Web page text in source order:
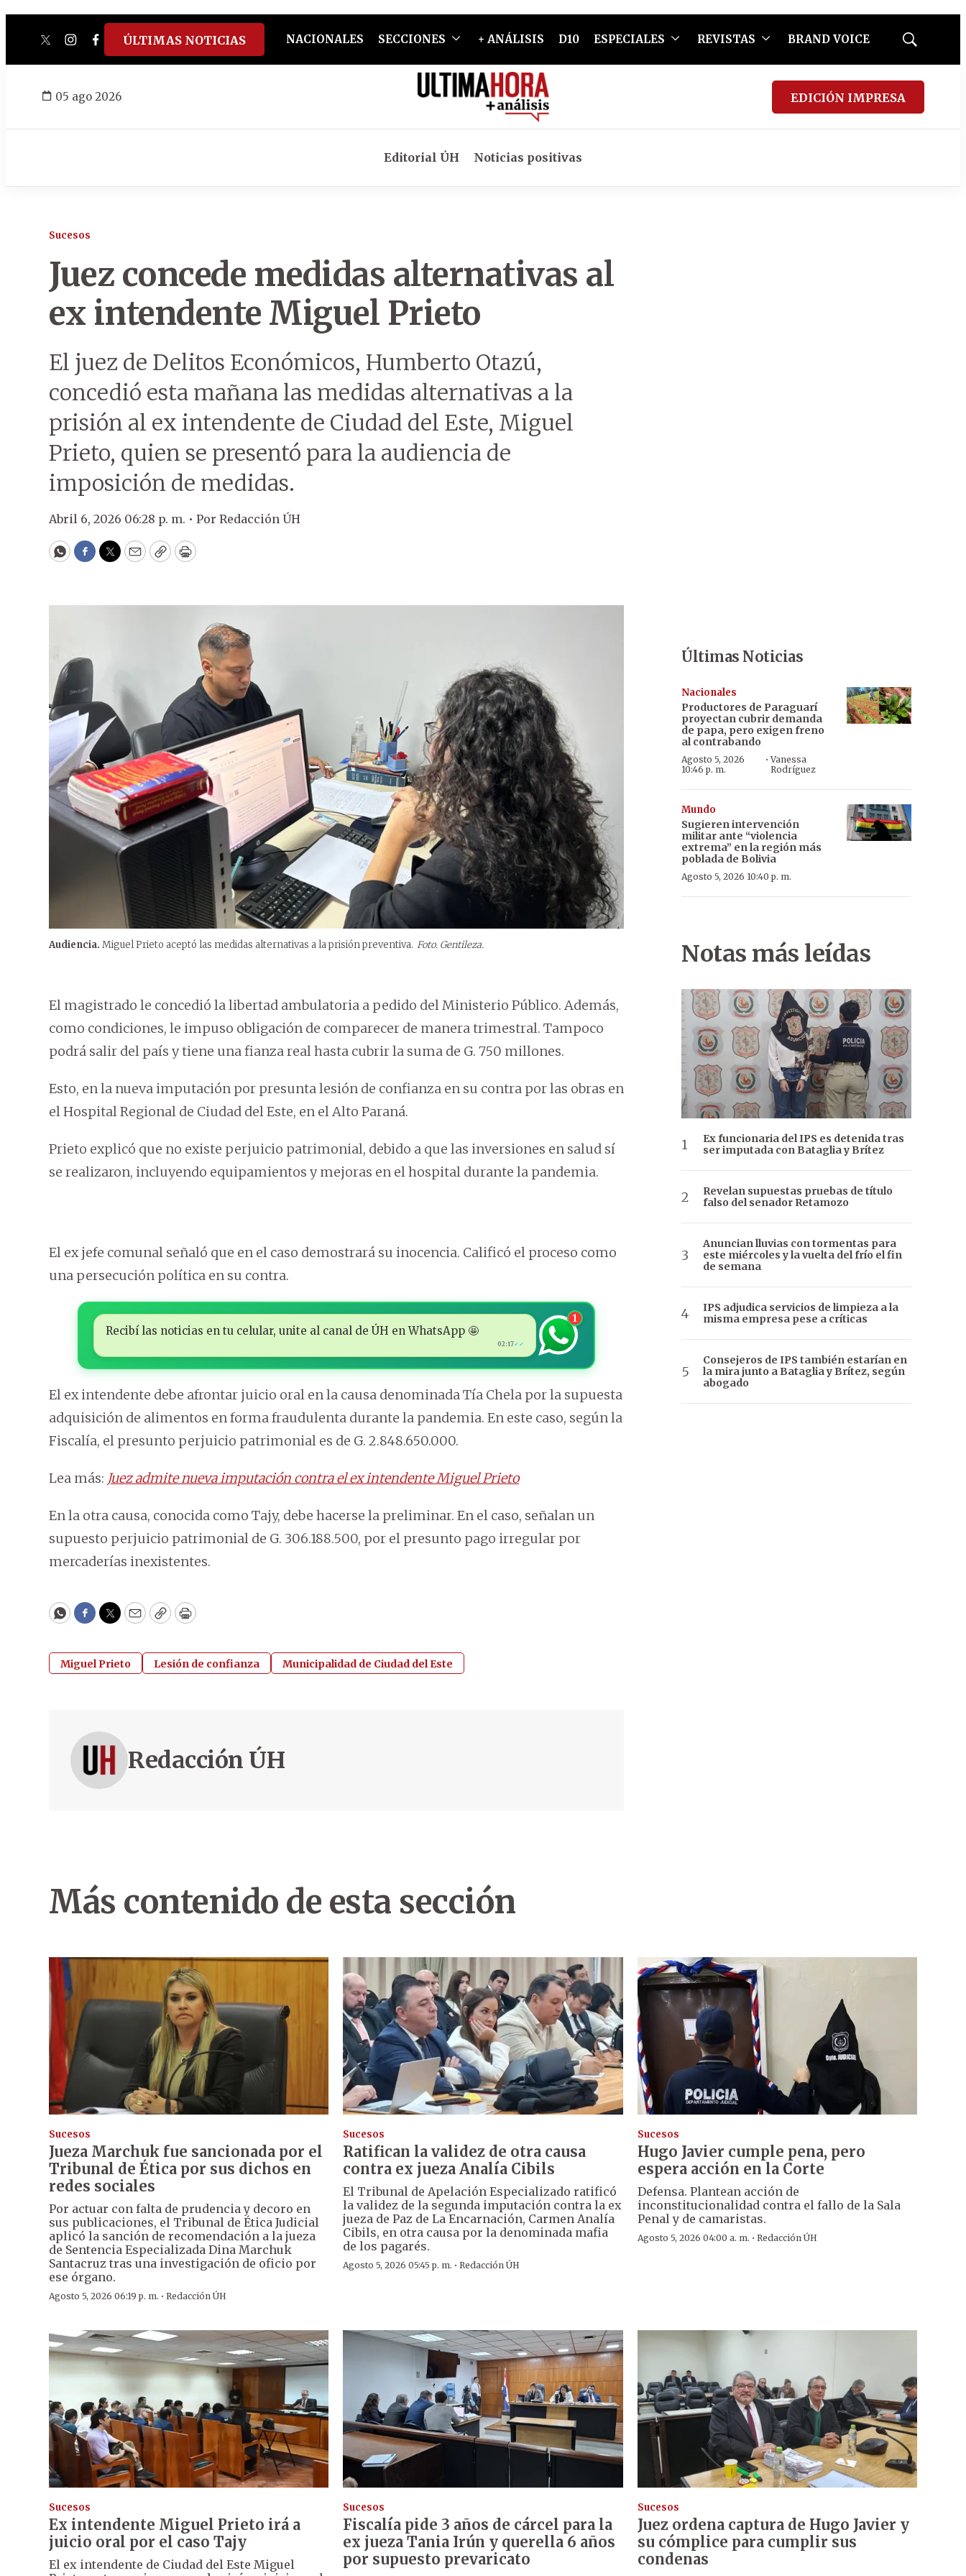
twitterinstagram
facebook
tiktokyoutube
spotify
ÚLTIMAS NOTICIAS NACIONALES SECCIONES + ANÁLISIS D10 ESPECIALES REVISTAS BRAND VOICE
Mostrar
05 ago 2026 EDICIÓN IMPRESA
Editorial ÚH Noticias positivas
Sucesos
Juez concede medidas alternativas al
ex intendente Miguel Prieto
El juez de Delitos Económicos, Humberto Otazú,
concedió esta mañana las medidas alternativas a la
prisión al ex intendente de Ciudad del Este, Miguel
Prieto, quien se presentó para la audiencia de
imposición de medidas.
Abril 6, 2026 06:28 p. m. • Por Redacción ÚH
WhatsApp
Facebook
Twitter
EmailCopyPrint
Audiencia. Miguel Prieto aceptó las medidas alternativas a la prisión preventiva. Foto. Gentileza.
El magistrado le concedió la libertad ambulatoria a pedido del Ministerio Público. Además,
como condiciones, le impuso obligación de comparecer de manera trimestral. Tampoco
podrá salir del país y tiene una fianza real hasta cubrir la suma de G. 750 millones.
Esto, en la nueva imputación por presunta lesión de confianza en su contra por las obras en
el Hospital Regional de Ciudad del Este, en el Alto Paraná.
Prieto explicó que no existe perjuicio patrimonial, debido a que las inversiones en salud sí
se realizaron, incluyendo equipamientos y mejoras en el hospital durante la pandemia.
El ex jefe comunal señaló que en el caso demostrará su inocencia. Calificó el proceso como
una persecución política en su contra.
Recibí las noticias en tu celular, unite al canal de ÚH en WhatsApp 🤩
02:17✓✓
1
El ex intendente debe afrontar juicio oral en la causa denominada Tía Chela por la supuesta
adquisición de alimentos en forma fraudulenta durante la pandemia. En este caso, según la
Fiscalía, el presunto perjuicio patrimonial es de G. 2.848.650.000.
Lea más: Juez admite nueva imputación contra el ex intendente Miguel Prieto
En la otra causa, conocida como Tajy, debe hacerse la preliminar. En el caso, señalan un
supuesto perjuicio patrimonial de G. 306.188.500, por el presunto pago irregular por
mercaderías inexistentes.
WhatsApp
Facebook
Twitter
EmailCopyPrint
Miguel Prieto Lesión de confianza Municipalidad de Ciudad del Este
Redacción ÚH
Últimas Noticias
Nacionales
Productores de Paraguarí
proyectan cubrir demanda
de papa, pero exigen freno
al contrabando
Agosto 5, 2026
10:46 p. m.
·Vanessa
Rodríguez
Mundo
Sugieren intervención
militar ante “violencia
extrema” en la región más
poblada de Bolivia
Agosto 5, 2026 10:40 p. m.
Notas más leídas
Ex funcionaria del IPS es detenida tras
ser imputada con Bataglia y Brítez
Revelan supuestas pruebas de título
falso del senador Retamozo
Anuncian lluvias con tormentas para
este miércoles y la vuelta del frío el fin
de semana
IPS adjudica servicios de limpieza a la
misma empresa pese a críticas
Consejeros de IPS también estarían en
la mira junto a Bataglia y Brítez, según
abogado
Más contenido de esta sección
Sucesos
Jueza Marchuk fue sancionada por el
Tribunal de Ética por sus dichos en
redes sociales
Por actuar con falta de prudencia y decoro en
sus publicaciones, el Tribunal de Ética Judicial
aplicó la sanción de recomendación a la jueza
de Sentencia Especializada Dina Marchuk
Santacruz tras una investigación de oficio por
ese órgano.
Agosto 5, 2026 06:19 p. m. · Redacción ÚH
Sucesos
Ratifican la validez de otra causa
contra ex jueza Analía Cibils
El Tribunal de Apelación Especializado ratificó
la validez de la segunda imputación contra la ex
jueza de Paz de La Encarnación, Carmen Analía
Cibils, en otra causa por la denominada mafia
de los pagarés.
Agosto 5, 2026 05:45 p. m. ·Redacción ÚH
Sucesos
Hugo Javier cumple pena, pero
espera acción en la Corte
Defensa. Plantean acción de
inconstitucionalidad contra el fallo de la Sala
Penal y de camaristas.
Agosto 5, 2026 04:00 a. m. · Redacción ÚH
Sucesos
Ex intendente Miguel Prieto irá a
juicio oral por el caso Tajy
El ex intendente de Ciudad del Este Miguel
Sucesos
Fiscalía pide 3 años de cárcel para la
ex jueza Tania Irún y querella 6 años
por supuesto prevaricato
Sucesos
Juez ordena captura de Hugo Javier y
su cómplice para cumplir sus
condenas